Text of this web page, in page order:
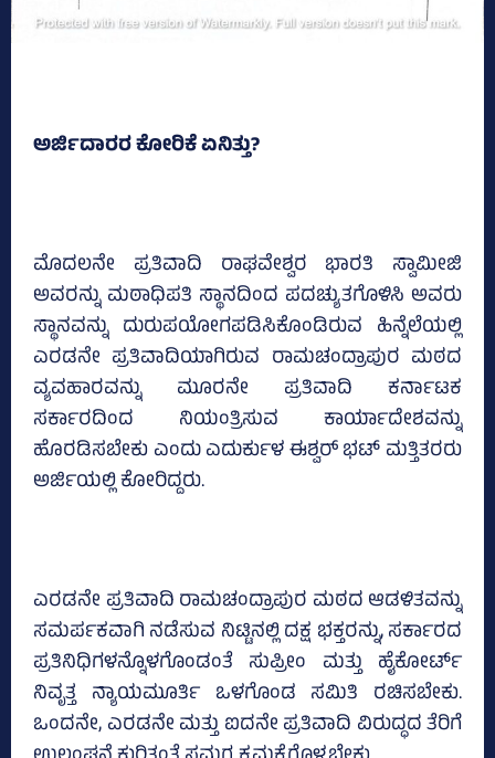
ಅರ್ಜಿದಾರರ ಕೋರಿಕೆ ಏನಿತ್ತು?
ಮೊದಲನೇ ಪ್ರತಿವಾದಿ ರಾಘವೇಶ್ವರ ಭಾರತಿ ಸ್ವಾಮೀಜಿ
ಅವರನ್ನು ಮಠಾಧಿಪತಿ ಸ್ಥಾನದಿಂದ ಪದಚ್ಯುತಗೊಳಿಸಿ ಅವರು
ಸ್ಥಾನವನ್ನು ದುರುಪಯೋಗಪಡಿಸಿಕೊಂಡಿರುವ ಹಿನ್ನೆಲೆಯಲ್ಲಿ
ಎರಡನೇ ಪ್ರತಿವಾದಿಯಾಗಿರುವ ರಾಮಚಂದ್ರಾಪುರ ಮಠದ
ವ್ಯವಹಾರವನ್ನು ಮೂರನೇ ಪ್ರತಿವಾದಿ ಕರ್ನಾಟಕ
ಸರ್ಕಾರದಿಂದ ನಿಯಂತ್ರಿಸುವ ಕಾರ್ಯಾದೇಶವನ್ನು
ಹೊರಡಿಸಬೇಕು ಎಂದು ಎದುರ್ಕುಳ ಈಶ್ವರ್‌ ಭಟ್‌ ಮತ್ತಿತರರು
ಅರ್ಜಿಯಲ್ಲಿ ಕೋರಿದ್ದರು.
ಎರಡನೇ ಪ್ರತಿವಾದಿ ರಾಮಚಂದ್ರಾಪುರ ಮಠದ ಆಡಳಿತವನ್ನು
ಸಮರ್ಪಕವಾಗಿ ನಡೆಸುವ ನಿಟ್ಟಿನಲ್ಲಿ ದಕ್ಷ ಭಕ್ತರನ್ನು, ಸರ್ಕಾರದ
ಪ್ರತಿನಿಧಿಗಳನ್ನೊಳಗೊಂಡಂತೆ ಸುಪ್ರೀಂ ಮತ್ತು ಹೈಕೋರ್ಟ್‌
ನಿವೃತ್ತ ನ್ಯಾಯಮೂರ್ತಿ ಒಳಗೊಂಡ ಸಮಿತಿ ರಚಿಸಬೇಕು.
ಒಂದನೇ, ಎರಡನೇ ಮತ್ತು ಐದನೇ ಪ್ರತಿವಾದಿ ವಿರುದ್ಧದ ತೆರಿಗೆ